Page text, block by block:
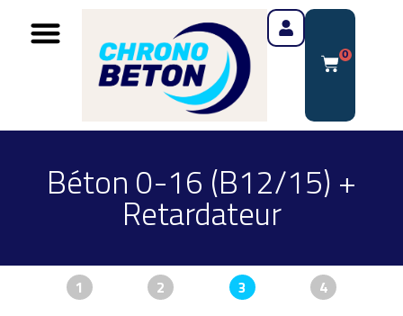
0
Béton 0-16 (B12/15) +
Retardateur
1 2 3 4